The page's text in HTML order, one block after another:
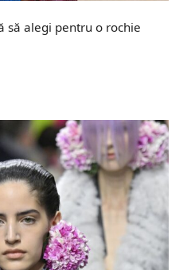
să alegi pentru o rochie